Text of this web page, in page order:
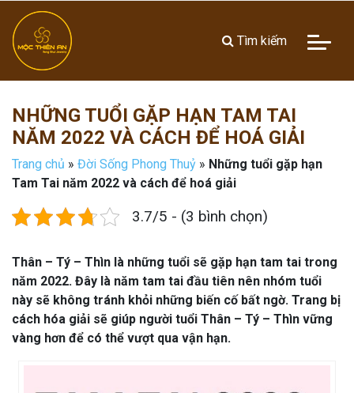
Tìm kiếm
NHỮNG TUỔI GẶP HẠN TAM TAI
NĂM 2022 VÀ CÁCH ĐỂ HOÁ GIẢI
Trang chủ » Đời Sống Phong Thuỷ » Những tuổi gặp hạn
Tam Tai năm 2022 và cách để hoá giải
3.7/5 - (3 bình chọn)
Thân – Tý – Thìn là những tuổi sẽ gặp hạn tam tai trong
năm 2022. Đây là năm tam tai đầu tiên nên nhóm tuổi
này sẽ không tránh khỏi những biến cố bất ngờ. Trang bị
cách hóa giải sẽ giúp người tuổi Thân – Tý – Thìn vững
vàng hơn để có thể vượt qua vận hạn.